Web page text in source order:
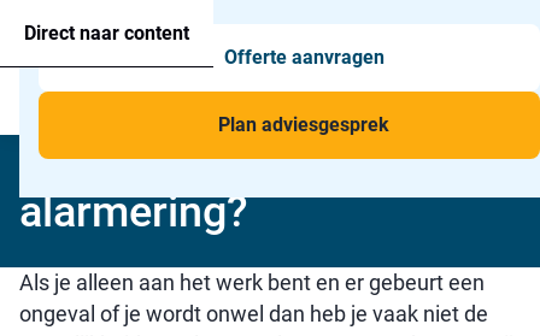
Direct naar content
Menu
Agressie alarmering
Man-down & BHV Alarmering
Voor wie
Toepassingen
Offerte aanvragen
Plan adviesgesprek
Wat is man-down
alarmering?
Als je alleen aan het werk bent en er gebeurt een
ongeval of je wordt onwel dan heb je vaak niet de